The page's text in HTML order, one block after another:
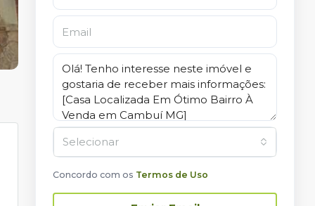
Selecionar
Concordo com os Termos de Uso